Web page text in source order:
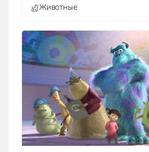
Животные